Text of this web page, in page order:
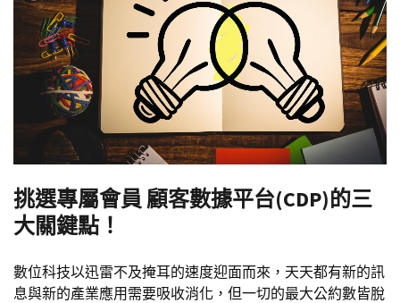
挑選專屬會員 顧客數據平台(CDP)的三
大關鍵點！
數位科技以迅雷不及掩耳的速度迎面而來，天天都有新的訊
息與新的產業應用需要吸收消化，但一切的最大公約數皆脫